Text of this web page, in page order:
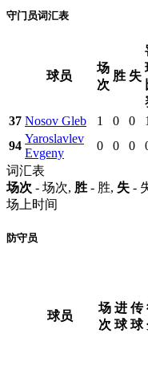
守门员词汇表
球员
场
次
胜 失
37 Nosov Gleb 1 0 0 1
94
Yaroslavlev
Evgeny
0 0 0
词汇表
场次 - 场次, 胜 - 胜, 失 -
场上时间
防守员
球员
场
次
进
球
传
球